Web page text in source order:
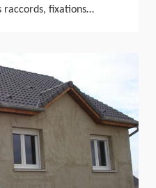
raccords, fixations…